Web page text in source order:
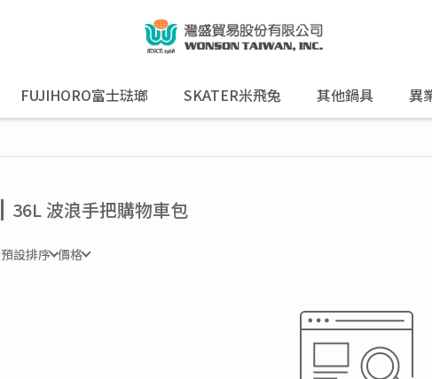
FUJIHORO富士琺瑯 SKATER米飛兔 其他鍋具 異
36L 波浪手把購物車包
預設排序 價格